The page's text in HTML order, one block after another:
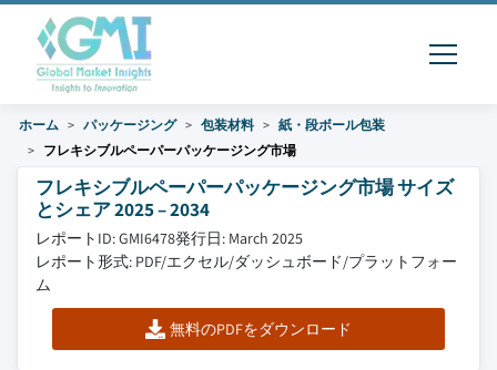
ホーム パッケージング 包装材料
紙・段ボール包装
フレキシブルペーパーパッケージング市場
フレキシブルペーパーパッケージング市場 サイズ
とシェア 2025 – 2034
レポートID: GMI6478発行日: March 2025
レポート形式: PDF/エクセル/ダッシュボード/プラットフォー
ム
無料のPDFをダウンロード